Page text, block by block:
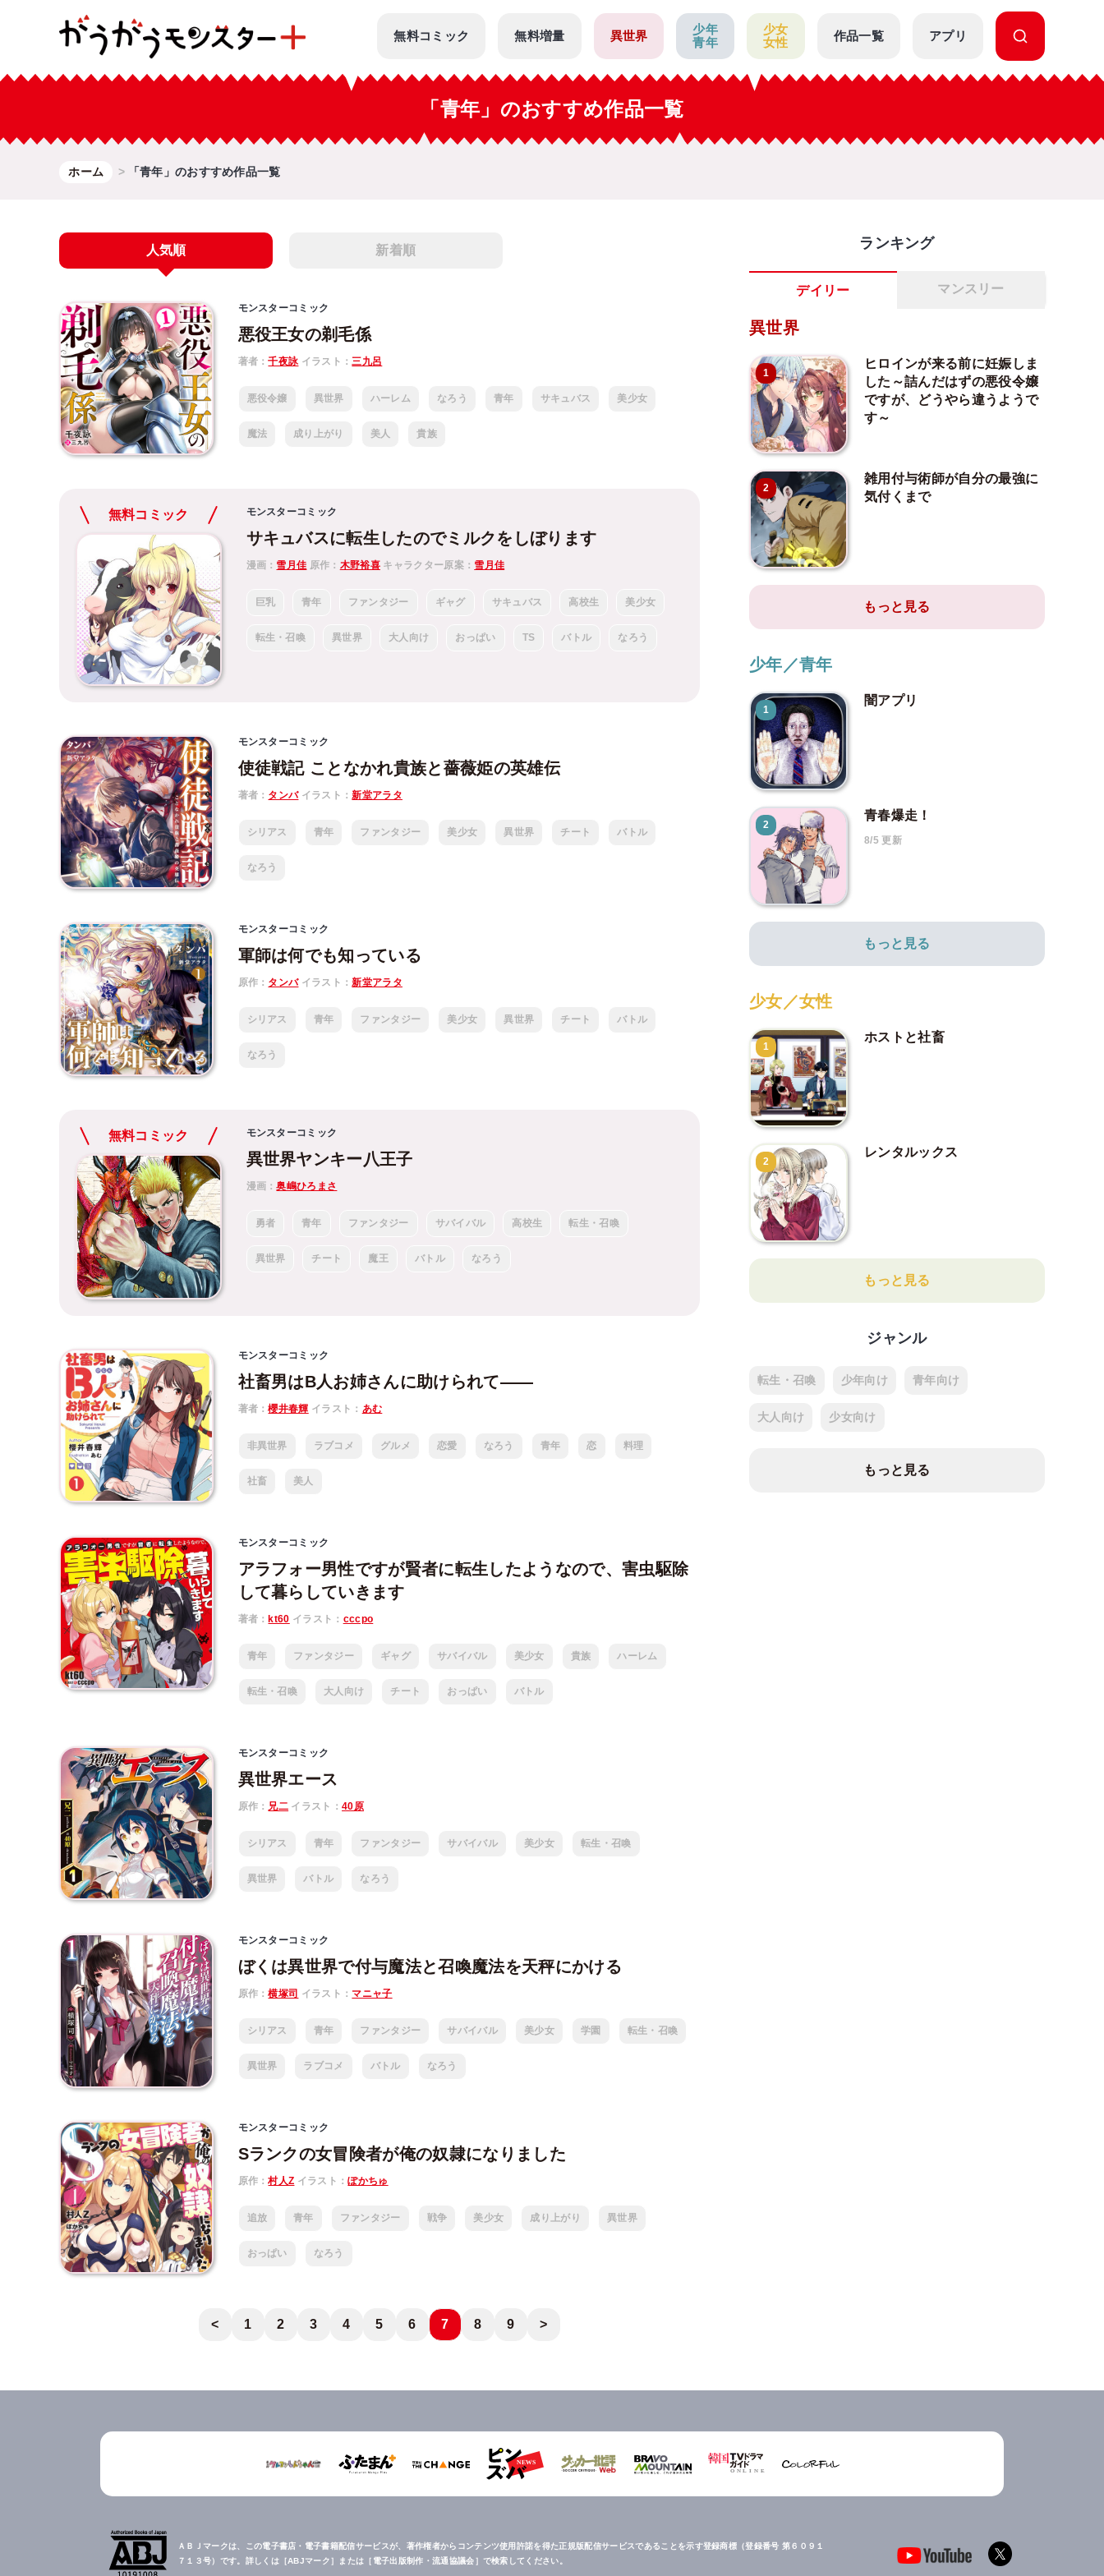
無料コミック 無料増量 異世界
少年
青年
少女
女性
作品一覧 アプリ
「青年」のおすすめ作品一覧
ホーム 「青年」のおすすめ作品一覧
人気順 新着順
モンスターコミック
悪役王女の剃毛係
著者：千夜詠 イラスト： 三九呂
悪役令嬢 異世界 ハーレム なろう 青年 サキュバス 美少女
魔法 成り上がり 美人 貴族
無料コミック モンスターコミック
サキュバスに転生したのでミルクをしぼります
漫画： 雪月佳 原作： 木野裕喜 キャラクター原案： 雪月佳
巨乳 青年 ファンタジー ギャグ サキュバス 高校生 美少女
転生・召喚 異世界 大人向け おっぱい TS バトル なろう
モンスターコミック
使徒戦記 ことなかれ貴族と薔薇姫の英雄伝
著者： タンバイラスト：新堂アラタ
シリアス 青年 ファンタジー 美少女 異世界 チート バトル
なろう
モンスターコミック
軍師は何でも知っている
原作： タンバイラスト：新堂アラタ
シリアス 青年 ファンタジー 美少女 異世界 チート バトル
なろう
無料コミック モンスターコミック
異世界ヤンキー八王子
漫画：奥嶋ひろまさ
勇者 青年 ファンタジー サバイバル 高校生 転生・召喚
異世界 チート 魔王 バトル なろう
モンスターコミック
社畜男はB人お姉さんに助けられて――
著者：櫻井春輝 イラスト： あむ
非異世界 ラブコメ グルメ 恋愛 なろう 青年 恋 料理
社畜 美人
モンスターコミック
アラフォー男性ですが賢者に転生したようなので、害虫駆除
して暮らしていきます
著者： kt60 イラスト： cccpo
青年 ファンタジー ギャグ サバイバル 美少女 貴族 ハーレム
転生・召喚 大人向け チート おっぱい バトル
モンスターコミック
異世界エース
原作： 兄二 イラスト：40原
シリアス 青年 ファンタジー サバイバル 美少女 転生・召喚
異世界 バトル なろう
モンスターコミック
ぼくは異世界で付与魔法と召喚魔法を天秤にかける
原作：横塚司 イラスト： マニャ子
シリアス 青年 ファンタジー サバイバル 美少女 学園 転生・召喚
異世界 ラブコメ バトル なろう
モンスターコミック
Sランクの女冒険者が俺の奴隷になりました
原作：村人Z イラスト：ぽかちゅ
追放 青年 ファンタジー 戦争 美少女 成り上がり 異世界
おっぱい なろう
< 1 2 3 4 5 6 7 8 9 >
ランキング
デイリー マンスリー
異世界
1
ヒロインが来る前に妊娠しま
した～詰んだはずの悪役令嬢
ですが、どうやら違うようで
す～
2
雑用付与術師が自分の最強に
気付くまで
もっと見る
少年／青年
1
闇アプリ
2
青春爆走！
8/5 更新
もっと見る
少女／女性
1
ホストと社畜
2
レンタルックス
もっと見る
ジャンル
転生・召喚 少年向け 青年向け
大人向け 少女向け
もっと見る
ＡＢＪマークは、この電子書店・電子書籍配信サービスが、著作権者からコンテンツ使用許諾を得た正規版配信サービスであることを示す登録商標（登録番号 第６０９１
７１３号）です。詳しくは［ABJマーク］または［電子出版制作・流通協議会］で検索してください。